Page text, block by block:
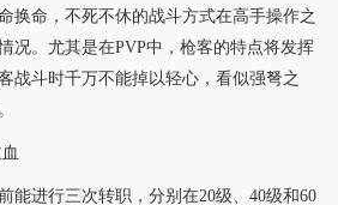
换命，不死不休的战斗方式在高手操作之
况。尤其是在PVP中，枪客的特点将发挥
战斗时千万不能掉以轻心，看似强弩之
能进行三次转职，分别在20级、40级和60